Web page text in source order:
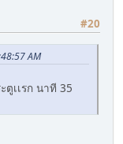
#20
AM
เเรก นาที 35